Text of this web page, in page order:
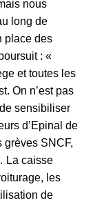
nous
long de
place des
: «
et toutes les
On n’est pas
sensibiliser
d’Epinal de
grèves SNCF,
La caisse
les
de